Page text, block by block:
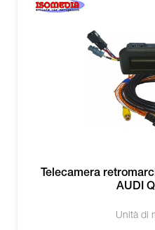
Telecamera
AUDI
Unità di